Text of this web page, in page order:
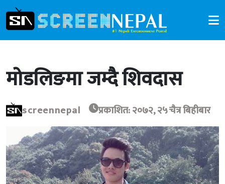
मोडलिङमा जम्दै शिवदास
screennepal प्रकाशित: २०७२, २५ चैत्र बिहीबार